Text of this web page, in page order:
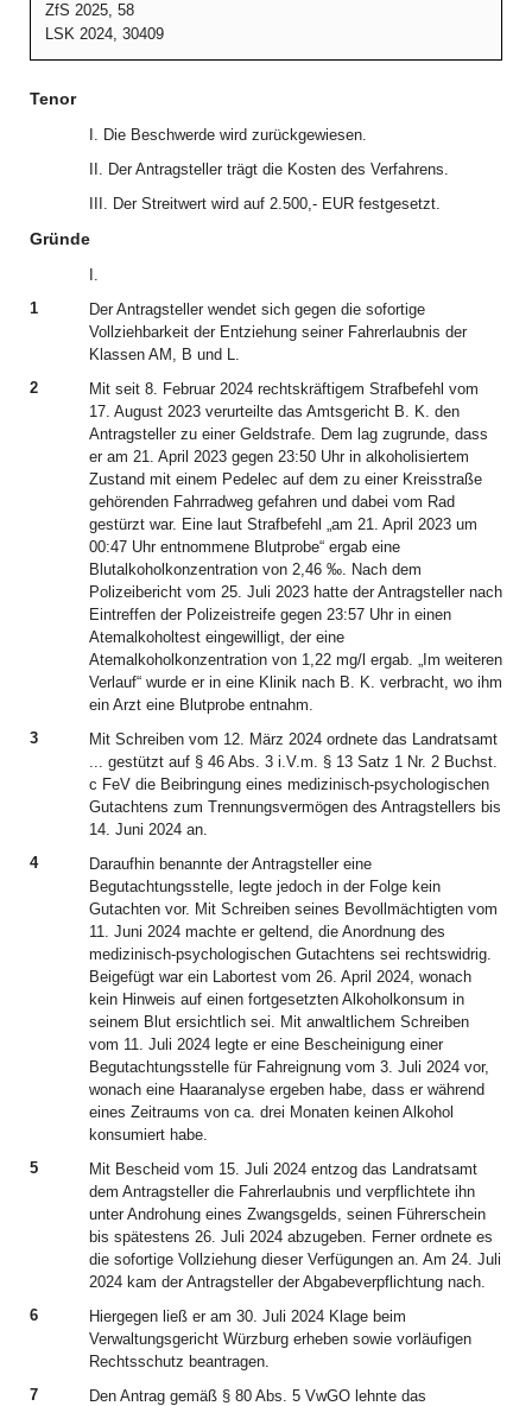
ZfS 2025, 58
LSK 2024, 30409
Tenor
I. Die Beschwerde wird zurückgewiesen.
II. Der Antragsteller trägt die Kosten des Verfahrens.
III. Der Streitwert wird auf 2.500,- EUR festgesetzt.
Gründe
I.
1
Der Antragsteller wendet sich gegen die sofortige
Vollziehbarkeit der Entziehung seiner Fahrerlaubnis der
Klassen AM, B und L.
2
Mit seit 8. Februar 2024 rechtskräftigem Strafbefehl vom
17. August 2023 verurteilte das Amtsgericht B. K. den
Antragsteller zu einer Geldstrafe. Dem lag zugrunde, dass
er am 21. April 2023 gegen 23:50 Uhr in alkoholisiertem
Zustand mit einem Pedelec auf dem zu einer Kreisstraße
gehörenden Fahrradweg gefahren und dabei vom Rad
gestürzt war. Eine laut Strafbefehl „am 21. April 2023 um
00:47 Uhr entnommene Blutprobe“ ergab eine
Blutalkoholkonzentration von 2,46 ‰. Nach dem
Polizeibericht vom 25. Juli 2023 hatte der Antragsteller nach
Eintreffen der Polizeistreife gegen 23:57 Uhr in einen
Atemalkoholtest eingewilligt, der eine
Atemalkoholkonzentration von 1,22 mg/l ergab. „Im weiteren
Verlauf“ wurde er in eine Klinik nach B. K. verbracht, wo ihm
ein Arzt eine Blutprobe entnahm.
3
Mit Schreiben vom 12. März 2024 ordnete das Landratsamt
... gestützt auf § 46 Abs. 3 i.V.m. § 13 Satz 1 Nr. 2 Buchst.
c FeV die Beibringung eines medizinisch-psychologischen
Gutachtens zum Trennungsvermögen des Antragstellers bis
14. Juni 2024 an.
4
Daraufhin benannte der Antragsteller eine
Begutachtungsstelle, legte jedoch in der Folge kein
Gutachten vor. Mit Schreiben seines Bevollmächtigten vom
11. Juni 2024 machte er geltend, die Anordnung des
medizinisch-psychologischen Gutachtens sei rechtswidrig.
Beigefügt war ein Labortest vom 26. April 2024, wonach
kein Hinweis auf einen fortgesetzten Alkoholkonsum in
seinem Blut ersichtlich sei. Mit anwaltlichem Schreiben
vom 11. Juli 2024 legte er eine Bescheinigung einer
Begutachtungsstelle für Fahreignung vom 3. Juli 2024 vor,
wonach eine Haaranalyse ergeben habe, dass er während
eines Zeitraums von ca. drei Monaten keinen Alkohol
konsumiert habe.
5
Mit Bescheid vom 15. Juli 2024 entzog das Landratsamt
dem Antragsteller die Fahrerlaubnis und verpflichtete ihn
unter Androhung eines Zwangsgelds, seinen Führerschein
bis spätestens 26. Juli 2024 abzugeben. Ferner ordnete es
die sofortige Vollziehung dieser Verfügungen an. Am 24. Juli
2024 kam der Antragsteller der Abgabeverpflichtung nach.
6
Hiergegen ließ er am 30. Juli 2024 Klage beim
Verwaltungsgericht Würzburg erheben sowie vorläufigen
Rechtsschutz beantragen.
7
Den Antrag gemäß § 80 Abs. 5 VwGO lehnte das Verwaltungsgericht mit Beschluss vom 13. August 2024 ab, weil sich der angegriffene Bescheid nach summarischer Prüfung als rechtmäßig erweise. Das Landratsamt habe aufgrund der Nichtvorlage eines zu Recht geforderten medizinisch-psychologischen Fahreignungsgutachtens auf die fehlende Fahreignung des Antragstellers schließen, ihm deshalb die Fahrerlaubnis entziehen und ihn zur Ablieferung des Führerscheins verpflichten dürfen. Die Anordnung der sofortigen Vollziehung sei formell rechtmäßig. Das Landratsamt habe das besondere öffentliche Interesse, die Teilnahme des Antragstellers am Straßenverkehr sofort zu unterbinden, mit seiner Nichteignung bzw. erheblichen Eignungszweifeln und der damit einhergehenden Gefährdung des Straßenverkehrs begründet und jenes mit seinen persönlichen Interessen abgewogen. Ferner habe es darauf abgestellt, dass durch den Führerschein der Anschein erweckt werden könne, dass die damit verbundene Fahrerlaubnis weiterbestehe. Unschädlich sei, dass die Begründung bereits unter der Überschrift „Zu Nummer 2“ erfolge. Maßgeblich sei allein, dass eine einzelfallbezogene Begründung vorhanden und deren vom Gesetzgeber bezweckter Warnfunktion Rechnung getragen worden sei. Die Vollzugsanordnung sei auch materiell rechtmäßig. Die Fahrerlaubnisbehörde habe die Beibringungsanordnung – ohne dass ihr insoweit Ermessen zugestanden habe – zutreffend auf § 46 Abs. 3 i.V.m. § 13 Satz 1 Nr. 2 lit. c FeV gestützt. Unter den Tatbestand falle auch die erstmalige Fahrt mit einem Fahrrad, denn die Teilnahme am Straßenverkehr in erheblich alkoholisiertem Zustand stelle mit jedem Fahrzeug eine gravierende Gefahr für die Sicherheit des Straßenverkehrs dar, was auch für Fahrten mit einem Fahrrad mit elektrischer Trethilfe (sog. Pedelec) im Sinne des § 63a Abs. 2 StVZO gelte. Es komme nicht darauf an, dass der wiederholt angeführte Beschluss des Oberlandesgerichts Karlsruhe (B.v. 14.7.2020 – 2 Rv 35 Ss 175/20 – NJOZ 2021, 814 Rn.11) bei der Frage, ob eine absolute Fahruntüchtigkeit gegeben sei, lediglich bei einer Blutalkoholkonzentration unterhalb von 1,6 ‰ zwischen Fahrrädern (inklusive Pedelecs) und E-Scootern differenziere. Die Trunkenheitsfahrt stehe fest, auch wenn im Strafbefehl vom 17. August 2023 als Zeitpunkt der Blutabnahme der 21. April 2023 um 00:47 Uhr angegeben werde. Hierbei handle es sich offensichtlich um einen Schreibfehler. Denn als Zeitpunkt der sanktionierten Straftat werde der 21. April 2023 gegen 23:50 Uhr aufgeführt. Dass die Blutabnahme am 22. April 2023 um 00:47 Uhr erfolgt sei, ergebe sich auch aus dem Polizeibericht vom 25. Juli 2023. Danach sei der Beamte am 21. April 2023 um 23:57 Uhr am Unfallort eingetroffen, habe daraufhin „um 00:00 Uhr“ einen freiwilligen Atemalkoholtest beim Antragsteller vorgenommen und ihn weiter in eine Klinik nach B. K. verbracht, wo „um 00:47 Uhr eine Blutentnahme vom Arzt S. “ durchgeführt worden sei. Überdies sei das Vorbringen zur Blutprobe auch unschlüssig. Der Antragsteller habe weder gegenüber der Fahrerlaubnisbehörde noch in seiner Antragsschrift bestritten, dass die entnommene Blutprobe von ihm stamme. Soweit die Blutprobe bereits „ca. 23 Stunden“ vor dem Sturz mit dem Pedelec entnommen worden sein solle, fehle es an der Darlegung, in welchem Kontext die Blutentnahme dann stattgefunden haben solle. Mit dem Sachverhalt seien der Fahrerlaubnisbehörde Tatsachen bekannt geworden, die Bedenken an der Fahreignung des Antragstellers begründeten (§ 46 Abs. 3 FeV). Die Verwendung (auch) des Begriffs „Zweifel“ sei unschädlich, da beide Begriffe im vorliegenden Kontext nach allgemeinem Sprachgebrauch synonym verwendet werden könnten. Die Behörde sei nicht verpflichtet, bei der Subsumtion unter Normen ausschließlich auf die im Normtext gewählten Begriffe zurückzugreifen. Ferner genüge die Beibringungsanordnung den formellen Anforderungen des § 11 Abs. 6 Satz 2 Halbs. 1 FeV. Zwar sei keine Mitteilung nach § 11 Abs. 6 Satz 2 Halbs. 2 FeV erfolgt. Der Fehler sei jedoch gemäß Art. 46 BayVwVfG unbeachtlich. Auch bei Anlegung des gebotenen strengen Maßstabs könne eine offensichtlich fehlende Kausalität zwischen dem unterbliebenen Hinweis und der Nichtvorlage des Gutachtens etwa dann angenommen werden, wenn der Betroffene ungeachtet eines fehlenden Hinweises in die zu übersendenden Unterlagen Einsicht genommen habe, wie hier der Antragsteller durch seinen Bevollmächtigten. Im Übrigen habe die Gutachtensanordnung vom 12. März 2024 den Anforderungen genügt. Die Fahrerlaubnisbehörde habe unter Berücksichtigung der Umstände des Einzelfalls die Gründe für die Fahreignungszweifel erläutert. Die Gutachtensanordnung lege den zugrundeliegenden Sachverhalt hinreichend verständlich und nachvollziehbar dar. Hinsichtlich des Übertragungsfehlers bezüglich des Zeitpunkts der Blutentnahme werde auf die vorstehenden Ausführungen verwiesen. Es blieben keine Unklarheiten bestehen. Es werde bereits nicht schlüssig vorgetragen, wie sich aus der Formulierung „Ihr Mandant“ ein Missverständnis für einen rechtsunkundigen Leser ergeben solle, da es sich hierbei offenkundig um ein Versehen des Erstellers des Schreibens handle, welches keine erkennbaren Auswirkungen auf die Verständlichkeit des Inhalts habe. Auch sei der Einwand, es sei lediglich eine „Begutachtung“, nicht jedoch die Beibringung eines medizinisch-psychologischen Gutachtens angeordnet worden, nicht nachvollziehbar. Das behördliche Schreiben vom 12. März 2024 sei mit „Anordnung einer medizinisch-psychologischen Untersuchung (MPU)“ überschrieben. Im Fettdruck auf Seite 2 werde dies mit den Worten „Wir ordnen deshalb die Vorlage eines MPU-Gutachtens […] an“ wiederholt. Auch wenn im ersten Satz des Schreibens die Formulierung „Begutachtung“ verwendet werde, sei weder dargelegt noch sonst ersichtlich, dass diese Formulierung im Gesamtkontext Missverständnisse an der dem Antragsteller aufgetragenen Handlung hervorrufen könnte. Überdies stelle der Begriff „Begutachtung“ nach allgemeinem Sprachverständnis einen Oberbegriff dar, der auch die medizinisch-psychologische Untersuchung umfasse. Die von der Behörde genannte Rechtsgrundlage, die gestellte Frage an den Gutachter und die gesetzte Frist seien nicht zu beanstanden. Die Entziehung der Fahrerlaubnis verstoße auch nicht gegen den allgemeinen Verhältnismäßigkeitsgrundsatz. Dies komme insbesondere nicht im Hinblick auf Nr. 3 der Vorbemerkung zu Anlage 4 zur FeV in Betracht, da beim Erlass des Bescheids keine hinreichenden Anhaltspunkte dafür bestanden hätten, dass der Antragsteller seine Fahreignung wiedererlangt haben könnte. Gemäß der Nr. 8.2 der Anlage 4 zur FeV setze dies nach vorangegangenem Alkoholmissbrauch voraus, dass der Missbrauch beendet sei. Besitze eine Person nicht die Willenskraft oder die Entscheidungsfähigkeit, die Aufnahme von Alkohol an dem Punkt zu beenden, jenseits dessen dieses Rauschmittel Auswirkungen auf die Fahrtüchtigkeit zeitige, bzw. nehme sie ab dieser Schwelle nicht Abstand vom Fahren, lasse sich ihre Fahreignung nur bejahen, wenn sie sich vollständig des Alkoholgenusses enthalte. Auch bei fehlender Alkoholabhängigkeit könne es deshalb geboten sein, in der Regel mindestens ein Jahr Alkoholverzicht zu fordern. Ungeachtet dessen, ob die vorgelegten Abstinenznachweise den Anforderungen des Fahrerlaubnisrechts genügten, wiesen diese lediglich eine Abstinenz über drei Monate nach. Der Zeitraum von mindestens einem Jahr sei nicht als starre Grenze zu verstehen. Bei einer wesentlichen Unterschreitung bestünden jedenfalls begründete Zweifel an einer hinreichenden Kompensationsleistung im Sinne der Nr. 3 der Vorbemerkung zu Anlage 4 zur FeV, sodass die Klärung im Rahmen einer medizinisch-psychologischen Untersuchung angezeigt sei. Überdies habe der Antragsteller auch nichts vorgetragen, das Rückschlüsse auf die Ursache der erheblichen Alkoholisierung in der Nacht vom 21. auf den 22. April 2023 und die Beweggründe für die Fahrt mit dem Pedelec zulasse. Somit lägen auch keine Anhaltspunkte vor, die auf eine Kompensation durch besondere Einstellung oder durch besondere Verhaltenssteuerung und -umstellungen hinwiesen. Es obliege grundsätzlich dem Fahrerlaubnisinhaber, solche atypischen Umstände in seiner Person substantiiert darzulegen. Auch bei Abwägung der gegenseitigen Interessen sei kein überwiegendes Interesse des Antragstellers an der Wiederherstellung der aufschiebenden Wirkung seiner Klage festzustellen. Es sei nicht verantwortbar, ihn bis zur eventuellen Bestandskraft der Fahrerlaubnisentziehung am öffentlichen Straßenverkehr teilnehmen zu lassen. Es bestehe ein erhebliches Interesse der Allgemeinheit, vor Kraftfahrern geschützt zu werden, denen die Fahreignung fehle. Auch wenn die Maßnahme im Einzelfall einschneidende Folgen für die Lebensführung des Betroffenen habe, könnten persönliche Härten im Interesse der Allgemeinheit nicht berücksichtigt werden. Es bestünden keine Anhaltspunkte dafür, dass hinreichend gewichtige Gründe dafür sprächen, dass der Antragsteller nicht bzw. nicht mehr fahrungeeignet sei und sich abschätzen ließe, dass das von ihm ausgehende Gefahrenpotenzial nicht nennenswert über dem des Durchschnitts aller motorisierten Verkehrsteilnehmer liege. Auch die zwischen der Trunkenheitsfahrt am 21. April 2023 und der Entziehung der Fahrerlaubnis am 15. Juli 2024 abgelaufene Zeit ändere nichts daran, dass ein besonderes öffentliches Interesse daran bestehe, den öffentlichen Straßenverkehr zum Schutz der Allgemeinheit von potentiell ungeeigneten Kraftfahrern freizuhalten. Diese Zeitspanne sei zudem auf eine bewusste Entscheidung des Gesetzgebers in § 3 Abs. 3 Satz 1 StVG zurückzuführen, wonach ein Entziehungsverfahren nicht zeitgleich zu einem anhängigen Strafverfahren betrieben werden dürfe. Somit habe die Fahrerlaubnisbehörde erst mit Rechtskraft des Strafbefehls tätig werden dürfen. Die Zeitspanne zwischen der Beibringungsanordnung und der Entziehung der Fahrerlaubnis sei erkennbar durch die dem Antra